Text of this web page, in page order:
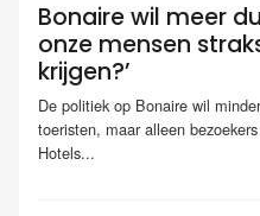
Bonaire wil meer
onze mensen
krijgen?’
De politiek op Bonaire wil
toeristen, maar alleen
Hotels...